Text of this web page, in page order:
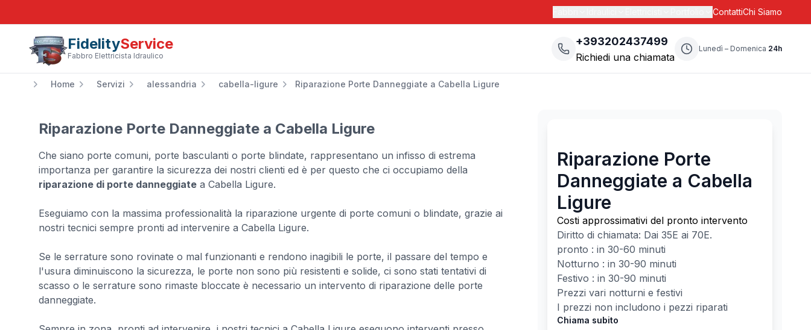
ContattiChi Siamo
FidelityService
Fabbro Elettricista Idraulico
+393202437499
Richiedi una chiamata
Lunedì – Domenica 24h
Home Servizi alessandria cabella-ligure Riparazione Porte Danneggiate a Cabella Ligure
Riparazione Porte Danneggiate a Cabella Ligure
Che siano porte comuni, porte basculanti o porte blindate, rappresentano un infisso di estrema
importanza per garantire la sicurezza dei nostri clienti ed è per questo che ci occupiamo della
riparazione di porte danneggiate a Cabella Ligure.
Eseguiamo con la massima professionalità la riparazione urgente di porte comuni o blindate, grazie ai
nostri tecnici sempre pronti ad intervenire a Cabella Ligure.
Se le serrature sono rovinate o mal funzionanti e rendono inagibili le porte, il passare del tempo e
l'usura diminuiscono la sicurezza, le porte non sono più resistenti e solide, ci sono stati tentativi di
scasso o le serrature sono rimaste bloccate è necessario un intervento di riparazione delle porte
danneggiate.
Riparazione Porte
Danneggiate a Cabella
Ligure
Costi approssimativi del pronto intervento
Diritto di chiamata: Dai 35E ai 70E.
pronto : in 30-60 minuti
Notturno : in 30-90 minuti
Festivo : in 30-90 minuti
Prezzi vari notturni e festivi
I prezzi non includono i pezzi riparati
Chiama subito